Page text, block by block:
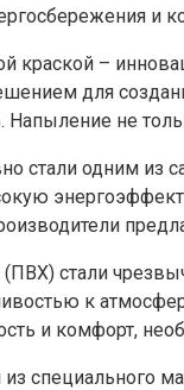
и
краской –
для
Напыление не
стали одним из
стали
к
и комфорт,
специального